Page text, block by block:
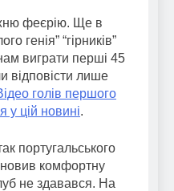
феєрію. Ще в
генія” “гірників”
виграти перші 45
відповісти лише
голів першого
у цій новині.
португальського
комфортну
не здавався. На